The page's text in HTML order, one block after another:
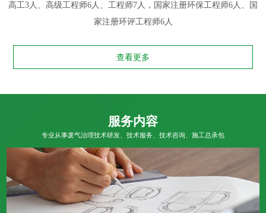
高工3人、高级工程师6人、工程师7人，国家注册环保工程师6人、国
家注册环评工程师6人
查看更多
服务内容
专业从事废气治理技术研发、技术服务、技术咨询、施工总承包